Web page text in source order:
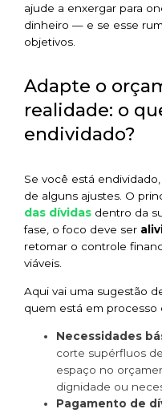
ajude a enxergar para
dinheiro — e se esse
objetivos.
Adapte o
realidade: o
endividado?
Se você está
de alguns ajustes. O
das dívidas dentro da
fase, o foco deve ser
retomar o controle
viáveis.
Aqui vai uma sugestão
quem está em processo
Necessidades
corte supérfluos
espaço no
dignidade ou
Pagamento de